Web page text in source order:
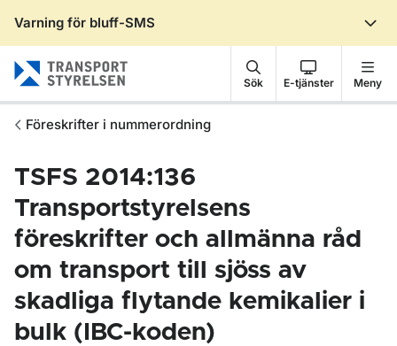
Varning för bluff-SMS
Sök E-tjänster Meny
Föreskrifter i nummerordning
TSFS 2014:136
Transportstyrelsens
föreskrifter och allmänna råd
om transport till sjöss av
skadliga flytande kemikalier i
bulk (IBC-koden)